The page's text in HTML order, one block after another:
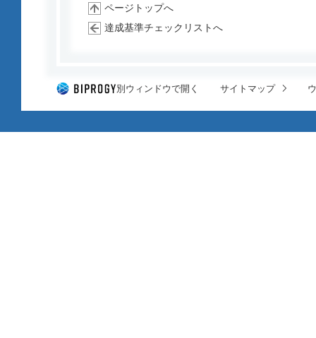
ページトップへ
達成基準チェックリストへ
別ウィンドウで開く サイトマップ